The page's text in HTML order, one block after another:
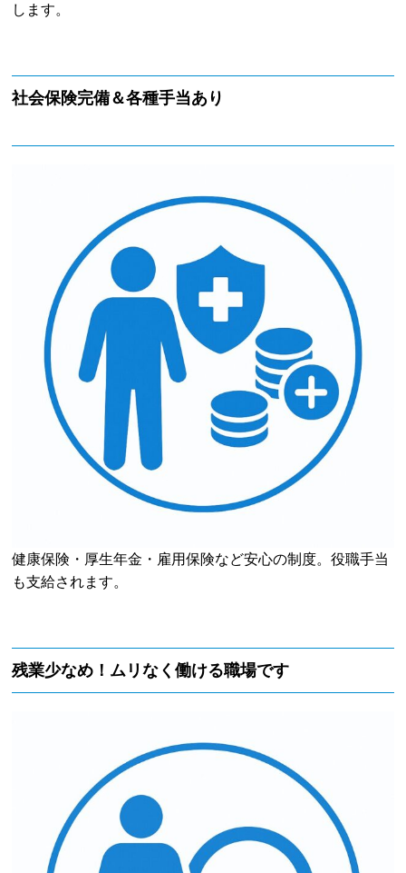
します。
社会保険完備＆各種手当あり
健康保険・厚生年金・雇用保険など安心の制度。役職手当
も支給されます。
残業少なめ！ムリなく働ける職場です